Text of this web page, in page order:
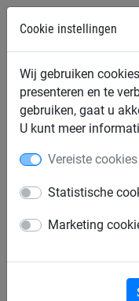
Cookie instellingen
Wij gebruiken
presenteren en te
gebruiken, gaat u
U kunt meer
Vereiste cookies
Statistische
Marketing
Waarom geen gratis
kost geld en moet
verzendkosten door
Hierdoor worden de
bestelling van
transport per artikel.
bestelde bedrag ex